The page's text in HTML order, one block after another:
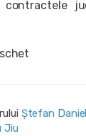
Ștefan
Jiu